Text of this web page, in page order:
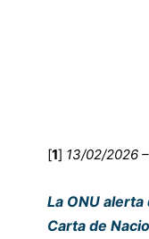
[1] 13/02/2026 –
La ONU alerta
Carta de